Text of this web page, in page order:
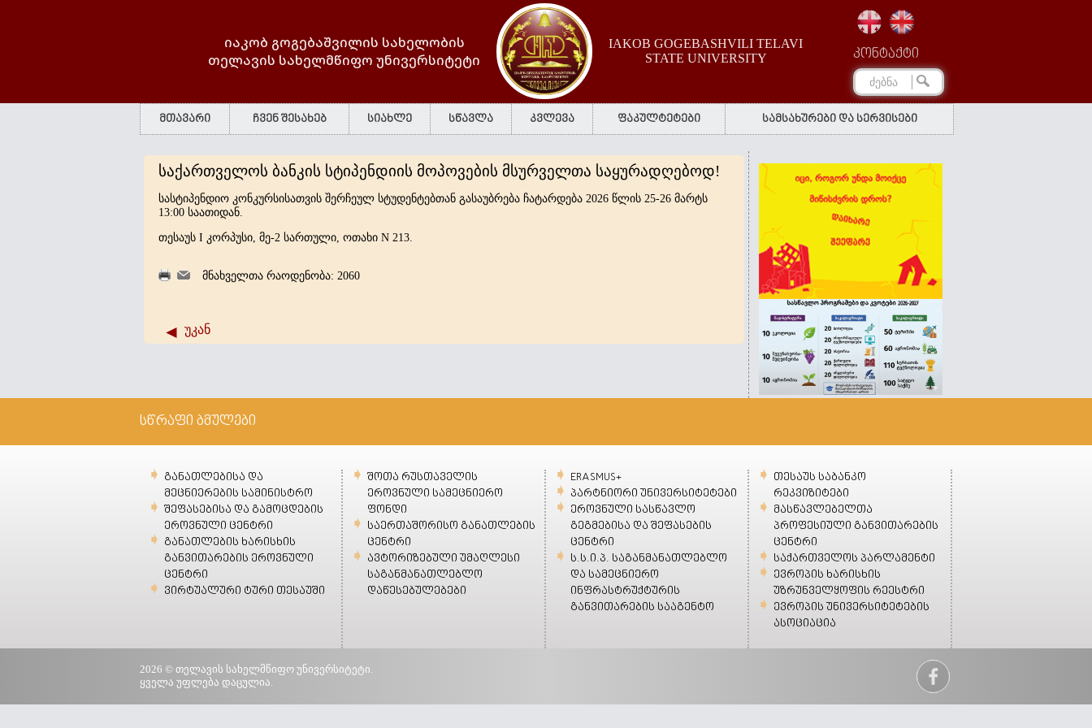
იაკობ გოგებაშვილის სახელობის
თელავის სახელმწიფო უნივერსიტეტი
IAKOB GOGEBASHVILI TELAVI
STATE UNIVERSITY
კონტაქტი
მთავარი ჩვენ შესახებ სიახლე სწავლა კვლევა ფაკულტეტები სამსახურები და სერვისები
საქართველოს ბანკის სტიპენდიის მოპოვების მსურველთა საყურადღებოდ!
სასტიპენდიო კონკურსისათვის შერჩეულ სტუდენტებთან გასაუბრება ჩატარდება 2026 წლის 25-26 მარტს
13:00 საათიდან.
თესაუს I კორპუსი, მე-2 სართული, ოთახი N 213.
მნახველთა რაოდენობა: 2060
უკან
სწრაფი ბმულები
განათლებისა და
მეცნიერების სამინისტრო
შეფასებისა და გამოცდების
ეროვნული ცენტრი
განათლების ხარისხის
განვითარების ეროვნული
ცენტრი
ვირტუალური ტური თესაუში
შოთა რუსთაველის
ეროვნული სამეცნიერო
ფონდი
საერთაშორისო განათლების
ცენტრი
ავტორიზებული უმაღლესი
საგანმანათლებლო
დაწესებულებები
ERASMUS+
პარტნიორი უნივერსიტეტები
ეროვნული სასწავლო
გეგმებისა და შეფასების
ცენტრი
ს.ს.ი.პ. საგანმანათლებლო
და სამეცნიერო
ინფრასტრუქტურის
განვითარების სააგენტო
თესაუს საბანკო
რეკვიზიტები
მასწავლებელთა
პროფესიული განვითარების
ცენტრი
საქართველოს პარლამენტი
ევროპის ხარისხის
უზრუნველყოფის რეესტრი
ევროპის უნივერსიტეტების
ასოციაცია
2026 © თელავის სახელმწიფო უნივერსიტეტი.
ყველა უფლება დაცულია.